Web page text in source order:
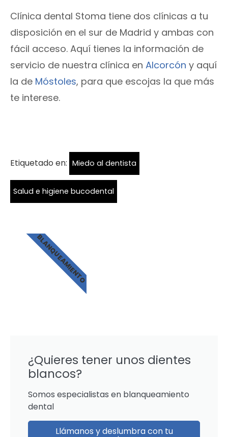
Clínica dental Stoma tiene dos clínicas a tu
disposición en el sur de Madrid y ambas con
fácil acceso. Aquí tienes la información de
servicio de nuestra clínica en Alcorcón y aquí
la de Móstoles, para que escojas la que más
te interese.
Etiquetado en: Miedo al dentista
Salud e higiene bucodental
¿Quieres tener unos dientes
blancos?
Somos especialistas en blanqueamiento
dental
Llámanos y deslumbra con tu
BLANQUEAMIENTO